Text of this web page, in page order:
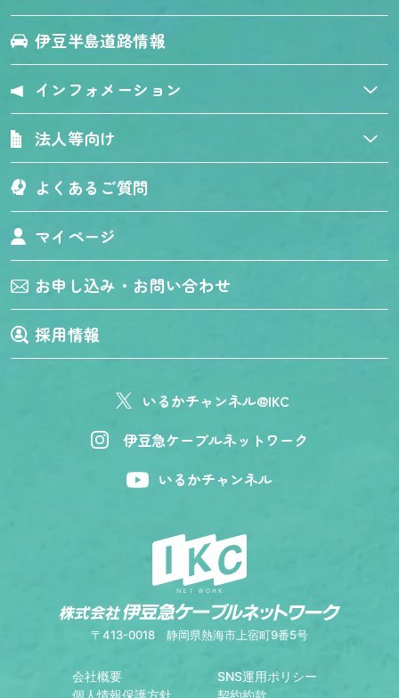
伊豆半島道路情報
インフォメーション
法人等向け
よくあるご質問
マイページ
お申し込み・お問い合わせ
採用情報
いるかチャンネル@IKC
伊豆急ケーブルネットワーク
いるかチャンネル
〒413-0018 静岡県熱海市上宿町9番5号
会社概要
SNS運用ポリシー
個人情報保護方針
契約約款